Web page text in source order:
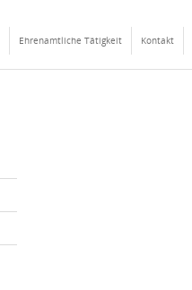
Ehrenamtliche Tätigkeit Kontakt